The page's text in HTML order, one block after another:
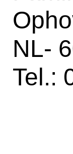
NL-
Tel.: